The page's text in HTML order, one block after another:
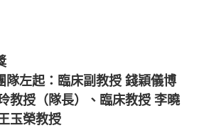
隊左起：臨床副教授 錢穎儀博
教授（隊長）、臨床教授 李曉
玉榮教授